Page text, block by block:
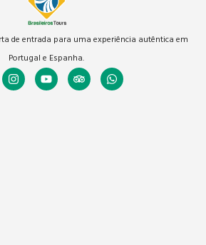
de entrada para uma experiência autêntica em
Portugal e Espanha.